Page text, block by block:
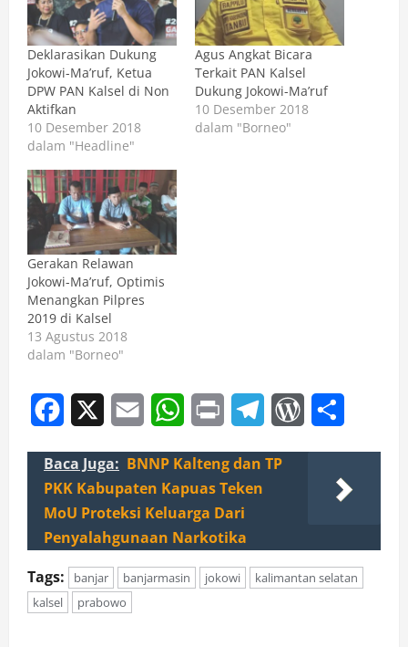
Deklarasikan Dukung
Jokowi-Ma’ruf, Ketua
DPW PAN Kalsel di Non
Aktifkan
10 Desember 2018
dalam "Headline"
Agus Angkat Bicara
Terkait PAN Kalsel
Dukung Jokowi-Ma’ruf
10 Desember 2018
dalam "Borneo"
Gerakan Relawan
Jokowi-Ma’ruf, Optimis
Menangkan Pilpres
2019 di Kalsel
13 Agustus 2018
dalam "Borneo"
Facebook Email WhatsApp
Print TelegramWordPress
Baca Juga: BNNP Kalteng dan TP
PKK Kabupaten Kapuas Teken
MoU Proteksi Keluarga Dari
Penyalahgunaan Narkotika
Tags:
banjar banjarmasin jokowi
kalimantan selatan
kalsel
prabowo